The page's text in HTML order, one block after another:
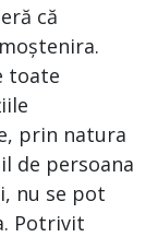
că
toate
prin natura
de persoana
nu se pot
Potrivit